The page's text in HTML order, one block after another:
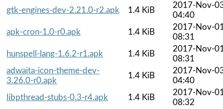
gtk-engines-dev-2.21.0-r2.apk
1.4 KiB
2017-Nov-
04:40
apk-cron-1.0-r0.apk
1.4 KiB
2017-Nov-
08:31
hunspell-lang-1.6.2-r1.apk
1.4 KiB
2017-Nov-
08:31
adwaita-icon-theme-dev-
3.26.0-r0.apk
1.4 KiB
2017-Nov-
04:40
libpthread-stubs-0.3-r4.apk
1.4 KiB
2017-Nov-
08:32